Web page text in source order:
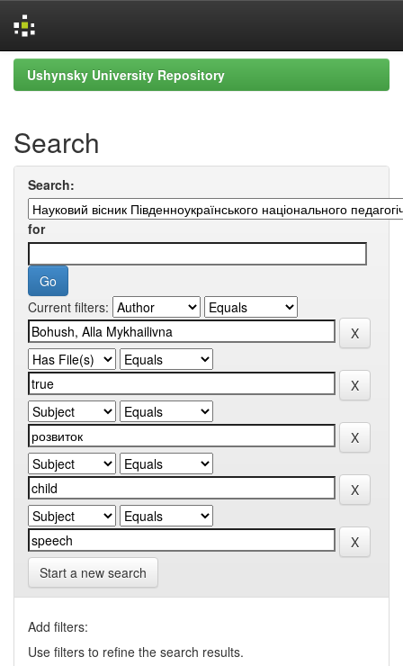
Skip
navigation
Ushynsky University Repository
Search
Search:
for
Current filters:
Start a new search
Add filters:
Use filters to refine the search results.